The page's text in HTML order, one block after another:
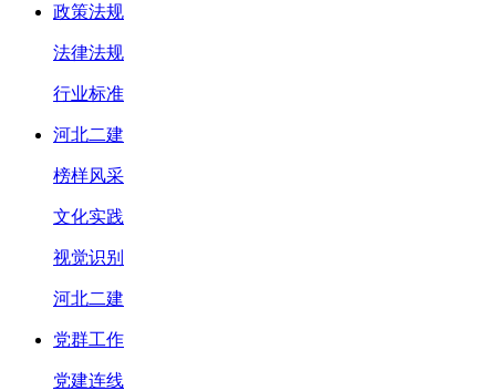
政策法规
法律法规
行业标准
河北二建
榜样风采
文化实践
视觉识别
河北二建
党群工作
党建连线